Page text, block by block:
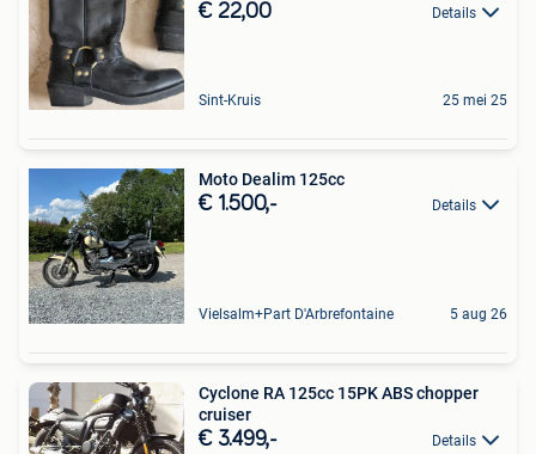
€ 22,00 Details
Sint-Kruis 25 mei 25
Moto Dealim 125cc
€ 1.500,- Details
Vielsalm+Part D'Arbrefontaine 5 aug 26
Cyclone RA 125cc 15PK ABS chopper
cruiser
€ 3.499,- Details